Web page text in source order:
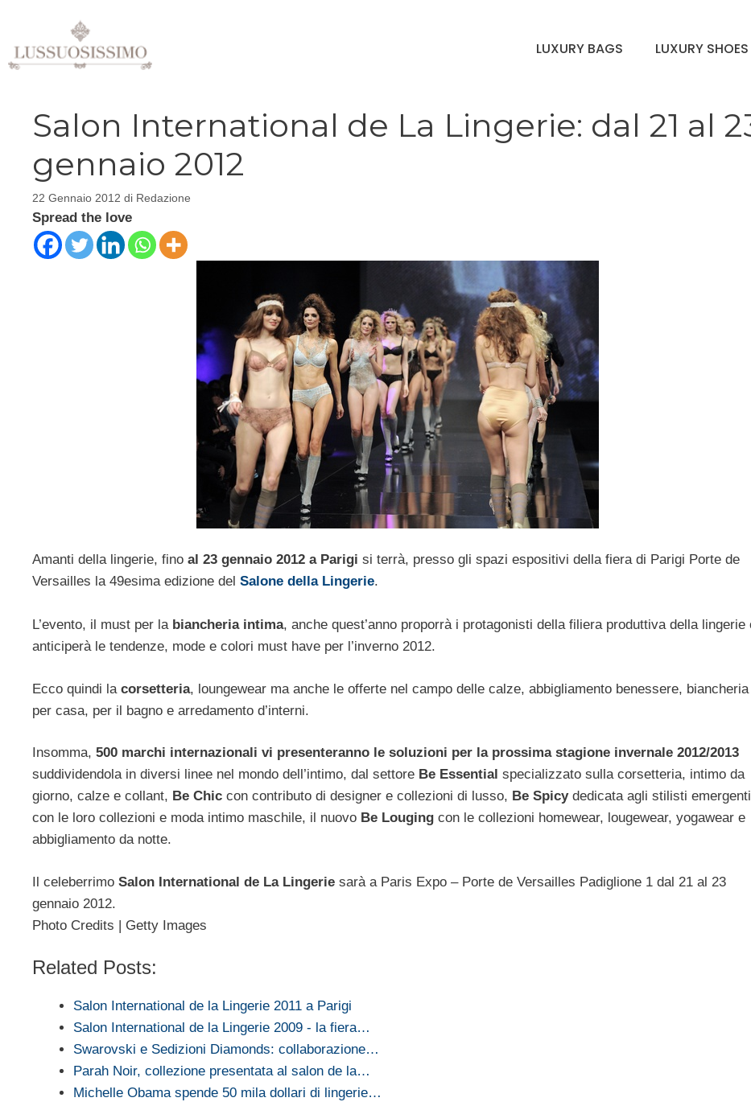
contenuto
LUXURY BAGS LUXURY SHOES
Salon International de La Lingerie: dal 21 al
gennaio 2012
22 Gennaio 2012 di Redazione
Spread the love
Amanti della lingerie, fino al 23 gennaio 2012 a Parigi si terrà, presso gli spazi espositivi della fiera di Parigi Porte de
Versailles la 49esima edizione del Salone della Lingerie.
L’evento, il must per la biancheria intima, anche quest’anno proporrà i protagonisti della filiera produttiva della lingerie
anticiperà le tendenze, mode e colori must have per l’inverno 2012.
Ecco quindi la corsetteria, loungewear ma anche le offerte nel campo delle calze, abbigliamento benessere, biancheria
per casa, per il bagno e arredamento d’interni.
Insomma, 500 marchi internazionali vi presenteranno le soluzioni per la prossima stagione invernale 2012/2013
suddividendola in diversi linee nel mondo dell’intimo, dal settore Be Essential specializzato sulla corsetteria, intimo da
giorno, calze e collant, Be Chic con contributo di designer e collezioni di lusso, Be Spicy dedicata agli stilisti emergenti
con le loro collezioni e moda intimo maschile, il nuovo Be Louging con le collezioni homewear, lougewear, yogawear e
abbigliamento da notte.
Il celeberrimo Salon International de La Lingerie sarà a Paris Expo – Porte de Versailles Padiglione 1 dal 21 al 23
gennaio 2012.
Photo Credits | Getty Images
Related Posts:
Salon International de la Lingerie 2011 a Parigi
Salon International de la Lingerie 2009 - la fiera…
Swarovski e Sedizioni Diamonds: collaborazione…
Parah Noir, collezione presentata al salon de la…
Michelle Obama spende 50 mila dollari di lingerie…